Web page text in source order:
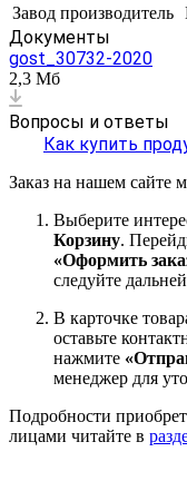
Завод производитель
Документы
gost_30732-2020
2,3 Мб
Вопросы и ответы
Как купить
Заказ на нашем сайте
Выберите
Корзину.
«Оформить
следуйте
В карточке
оставьте
нажмите
менеджер для
Подробности
лицами читайте в